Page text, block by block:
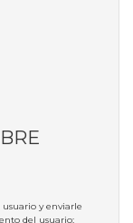
usuario y enviarle
del usuario;